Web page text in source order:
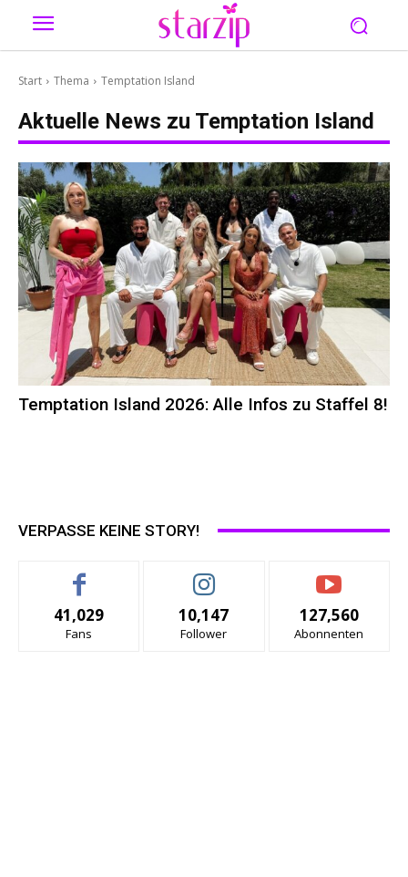
Start Thema Temptation Island
Aktuelle News zu Temptation Island
Temptation Island 2026: Alle Infos zu Staffel 8!
VERPASSE KEINE STORY!
41,029
Fans
10,147
Follower
127,560
Abonnenten